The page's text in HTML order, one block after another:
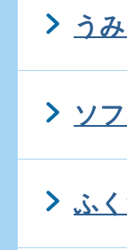
う
ソ
ふ